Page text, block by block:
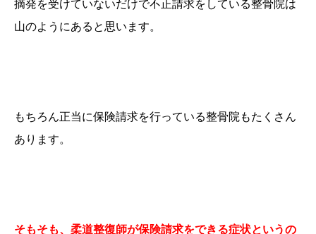
摘発を受けていないだけで不正請求をしている整骨院は
山のようにあると思います。
もちろん正当に保険請求を行っている整骨院もたくさん
あります。
そもそも、柔道整復師が保険請求をできる症状というの